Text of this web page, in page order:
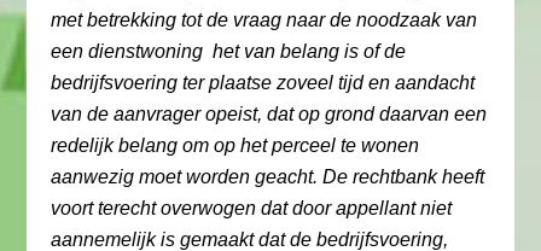
met betrekking tot de vraag naar de noodzaak van
een dienstwoning het van belang is of de
bedrijfsvoering ter plaatse zoveel tijd en aandacht
van de aanvrager opeist, dat op grond daarvan een
redelijk belang om op het perceel te wonen
aanwezig moet worden geacht. De rechtbank heeft
voort terecht overwogen dat door appellant niet
aannemelijk is gemaakt dat de bedrijfsvoering,